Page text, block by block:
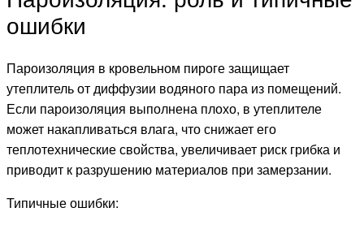
ошибки
Пароизоляция в кровельном пироге защищает
утеплитель от диффузии водяного пара из помещений.
Если пароизоляция выполнена плохо, в утеплителе
может накапливаться влага, что снижает его
теплотехнические свойства, увеличивает риск грибка и
приводит к разрушению материалов при замерзании.
Типичные ошибки: